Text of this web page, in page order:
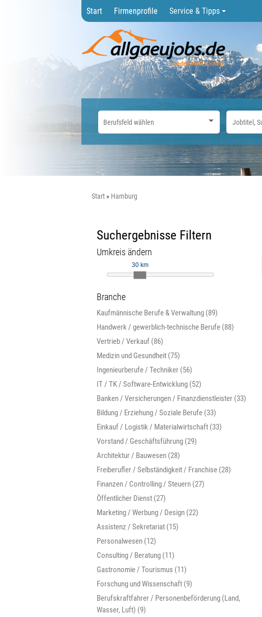
Start Firmenprofile Service & Tipps
Start Hamburg
Suchergebnisse Filtern
Umkreis ändern
30 km
Branche
Kaufmännische Berufe & Verwaltung (89)
Handwerk / gewerblich-technische Berufe (88)
Vertrieb / Verkauf (86)
Medizin und Gesundheit (75)
Ingenieurberufe / Techniker (56)
IT / TK / Software-Entwicklung (52)
Banken / Versicherungen / Finanzdienstleister (33)
Bildung / Erziehung / Soziale Berufe (33)
Einkauf / Logistik / Materialwirtschaft (33)
Vorstand / Geschäftsführung (29)
Architektur / Bauwesen (28)
Freiberufler / Selbständigkeit / Franchise (28)
Finanzen / Controlling / Steuern (27)
Öffentlicher Dienst (27)
Marketing / Werbung / Design (22)
Assistenz / Sekretariat (15)
Personalwesen (12)
Consulting / Beratung (11)
Gastronomie / Tourismus (11)
Forschung und Wissenschaft (9)
Berufskraftfahrer / Personenbeförderung (Land,
Wasser, Luft) (9)